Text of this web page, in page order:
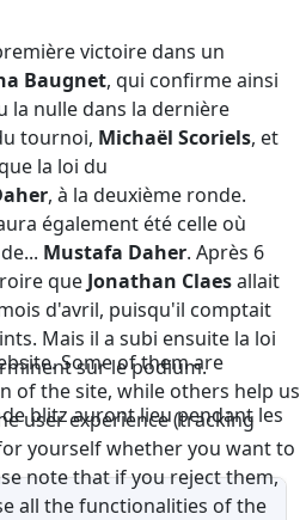
victoire dans un
Baugnet, qui confirme ainsi
la nulle dans la dernière
tournoi, Michaël Scoriels, et
la loi du
, à la deuxième ronde.
également été celle où
Mustafa Daher. Après 6
que Jonathan Claesallait
d'avril, puisqu'il comptait
Mais il a subi ensuite la loi
sur le podium.
blitz auront lieu pendant les
Some of them are
of the site, while others help us
user experience (tracking
yourself whether you want to
note that if you reject them,
all the functionalities of the